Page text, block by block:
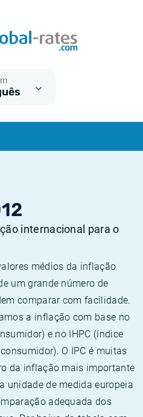
internacional para o
médios da inflação
um grande número de
comparar com facilidade.
a inflação com base no
e no IHPC (índice
O IPC é muitas
da inflação mais importante
unidade de medida europeia
adequada dos